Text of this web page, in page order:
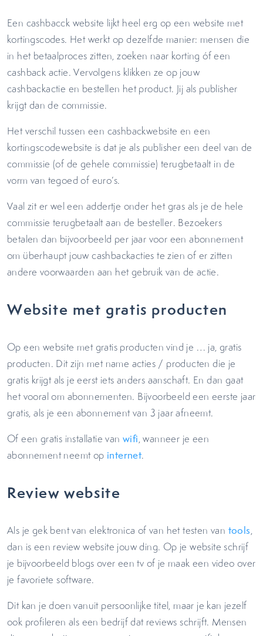
Een cashbacck website lijkt heel erg op een website met
kortingscodes. Het werkt op dezelfde manier: mensen die
in het betaalproces zitten, zoeken naar korting óf een
cashback actie. Vervolgens klikken ze op jouw
cashbackactie en bestellen het product. Jij als publisher
krijgt dan de commissie.
Het verschil tussen een cashbackwebsite en een
kortingscodewebsite is dat je als publisher een deel van de
commissie (of de gehele commissie) terugbetaalt in de
vorm van tegoed of euro’s.
Vaal zit er wel een addertje onder het gras als je de hele
commissie terugbetaalt aan de besteller. Bezoekers
betalen dan bijvoorbeeld per jaar voor een abonnement
om überhaupt jouw cashbackacties te zien of er zitten
andere voorwaarden aan het gebruik van de actie.
Website met gratis producten
Op een website met gratis producten vind je … ja, gratis
producten. Dit zijn met name acties / producten die je
gratis krijgt als je eerst iets anders aanschaft. En dan gaat
het vooral om abonnementen. Bijvoorbeeld een eerste jaar
gratis, als je een abonnement van 3 jaar afneemt.
Of een gratis installatie van wifi, wanneer je een
abonnement neemt op internet.
Review website
Als je gek bent van elektronica of van het testen van tools,
dan is een review website jouw ding. Op je website schrijf
je bijvoorbeeld blogs over een tv of je maak een video over
je favoriete software.
Dit kan je doen vanuit persoonlijke titel, maar je kan jezelf
ook profileren als een bedrijf dat reviews schrijft. Mensen